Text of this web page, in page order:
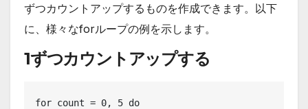
ずつカウントアップするものを作成できます。以下
に、様々なforループの例を示します。
1ずつカウントアップする
for count = 0, 5 do